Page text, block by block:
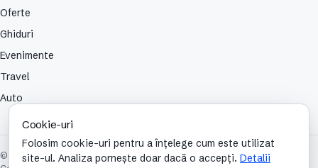
Oferte
Ghiduri
Evenimente
Travel
Auto
© 2026 TechCafe. Toate drepturile rezervate.
Cookie-uri
Folosim cookie-uri pentru a înțelege cum este utilizat
site-ul. Analiza pornește doar dacă o accepți. Detalii